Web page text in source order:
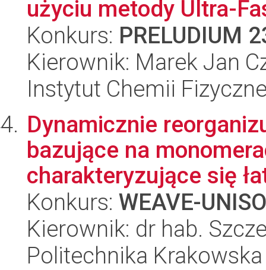
użyciu metody Ultra-
Konkurs: PRELUDIUM
Kierownik: Marek Jan
Instytut Chemii
Dynamicznie
bazujące na
charakteryzujące się
Konkurs: WEAVE-
Kierownik: dr hab.
Politechnika